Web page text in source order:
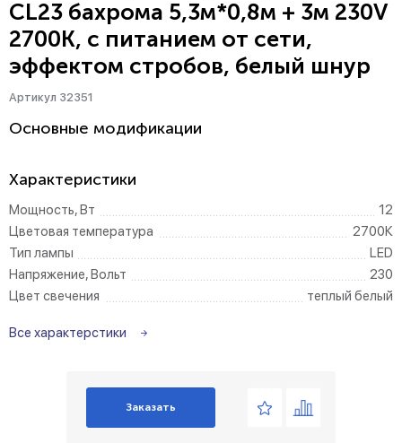
CL23 бахрома 5,3м*0,8м + 3м 230V
2700К, c питанием от сети,
эффектом стробов, белый шнур
Артикул 32351
Основные модификации
Характеристики
Мощность, Вт
12
Цветовая температура
2700К
Тип лампы
LED
Напряжение, Вольт
230
Цвет свечения
теплый белый
Все характерстики
Заказать